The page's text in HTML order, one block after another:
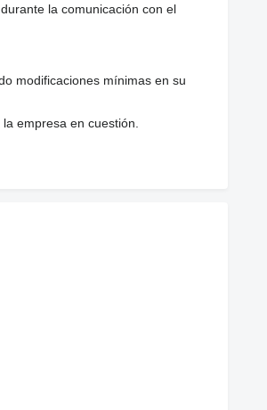
la comunicación con el
modificaciones mínimas en su
empresa en cuestión.